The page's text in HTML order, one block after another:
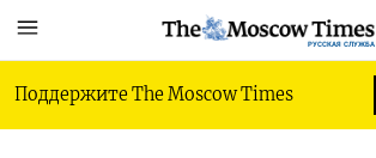
РУССКАЯ СЛУЖБА
Поддержите The Moscow Times